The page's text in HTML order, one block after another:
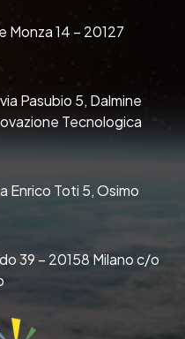
Monza 14 – 20127
Pasubio 5, Dalmine
Tecnologica
Enrico Toti 5, Osimo
39 – 20158 Milano c/o